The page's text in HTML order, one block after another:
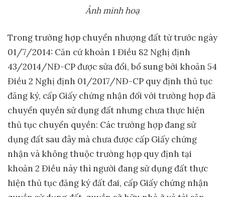
Ảnh minh hoạ
Trong trường hợp chuyển nhượng đất từ trước ngày
01/7/2014: Căn cứ khoản 1 Điều 82 Nghị định
43/2014/NĐ-CP được sửa đổi, bổ sung bởi khoản 54
Điều 2 Nghị định 01/2017/NĐ-CP quy định thủ tục
đăng ký, cấp Giấy chứng nhận đối với trường hợp đã
chuyển quyền sử dụng đất nhưng chưa thực hiện
thủ tục chuyển quyền: Các trường hợp đang sử
dụng đất sau đây mà chưa được cấp Giấy chứng
nhận và không thuộc trường hợp quy định tại
khoản 2 Điều này thì người đang sử dụng đất thực
hiện thủ tục đăng ký đất đai, cấp Giấy chứng nhận